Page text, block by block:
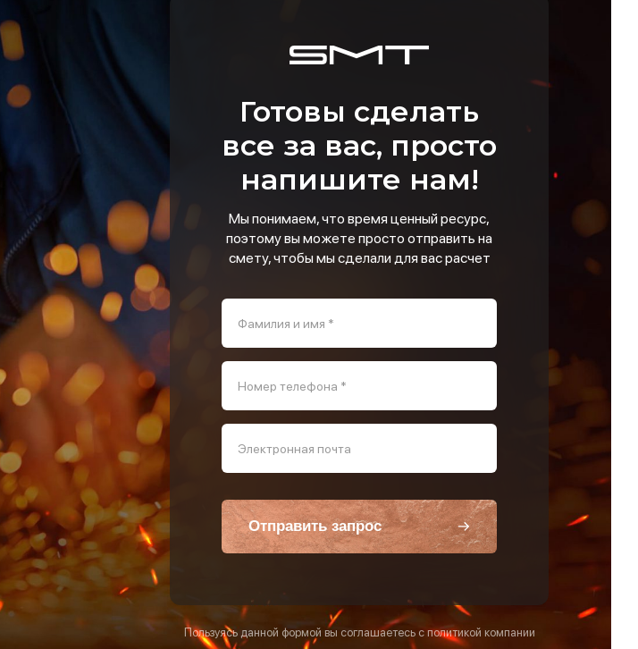
Готовы сделать
все за вас, просто
напишите нам!
Мы понимаем, что время ценный ресурс,
поэтому вы можете просто отправить на
смету, чтобы мы сделали для вас расчет
Фамилия и имя *
Номер телефона *
Электронная почта
Отправить запрос
Пользуясь данной формой вы соглашаетесь с политикой компании